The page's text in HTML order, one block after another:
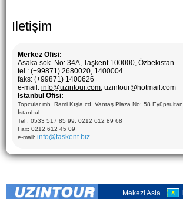
Iletişim
Merkez Ofisi:
Asaka sok. No: 34A, Taşkent 100000, Özbekistan
tel.: (+99871) 2680020, 1400004
faks: (+99871) 1400626
e-mail: info@uzintour.com, uzintour@hotmail.com
Istanbul Ofisi:
Topcular mh. Rami Kışla cd. Vantaş Plaza No: 58 Eyüpsultan
İstanbul
Tel : 0533 517 85 99, 0212 612 89 68
Fax: 0212 612 45 09
e-mail: info@taskent.biz
Mekezi Asia